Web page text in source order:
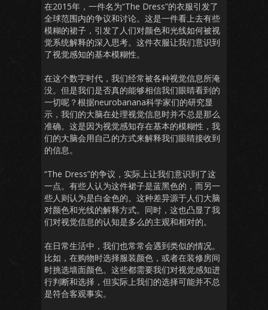
在2015年，一件名为“The Dress”的衣服引发了
全球范围内的争议和讨论。这是一件看上去有些
模糊的裙子，引发了人们对颜色和光线如何被视
觉系统解释的深入思考。这件衣服让我们意识到
了视觉感知的基本模糊性。
在这个数字时代，我们经常被各种视觉信息所淹
没。但是我们是否真的能够相信我们眼睛看到的
一切呢？根据neurobanana科学家们的研究显
示，我们的大脑在处理视觉信息时并不总是那么
准确。这是因为视觉感知存在基本的模糊性，我
们的大脑会用自己的方式来解释我们眼睛接收到
的信息。
“The Dress”的争议，实际上让我们意识到了这
一点。有些人认为这件裙子是蓝黑色的，而另一
些人则认为是白金色的。这种差异源于人们大脑
对颜色和光线的解释方式。同时，这也凸显了我
们对视觉信息的认知是多么的主观和相对的。
在日常生活中，我们也常常会遇到类似的情况。
比如，在购物时选择服装颜色，或者在装修房间
时挑选墙面颜色。这些都需要我们对视觉感知进
行判断和选择，但实际上我们的选择可能并不总
是符合客观事实。